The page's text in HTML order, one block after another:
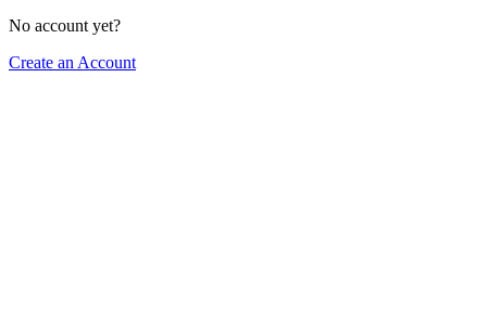
No account yet?
Create an Account